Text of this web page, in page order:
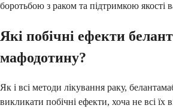
боротьбою з раком та підтримкою якості
Які побічні ефекти
мафодотину?
Як і всі методи лікування раку,
викликати побічні ефекти, хоча не всі їх